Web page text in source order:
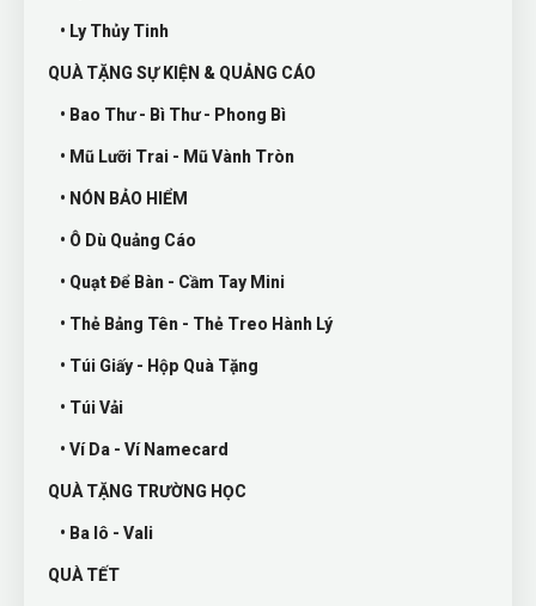
• Ly Thủy Tinh
QUÀ TẶNG SỰ KIỆN & QUẢNG CÁO
• Bao Thư - Bì Thư - Phong Bì
• Mũ Lưỡi Trai - Mũ Vành Tròn
• NÓN BẢO HIỂM
• Ô Dù Quảng Cáo
• Quạt Để Bàn - Cầm Tay Mini
• Thẻ Bảng Tên - Thẻ Treo Hành Lý
• Túi Giấy - Hộp Quà Tặng
• Túi Vải
• Ví Da - Ví Namecard
QUÀ TẶNG TRƯỜNG HỌC
• Ba lô - Vali
QUÀ TẾT